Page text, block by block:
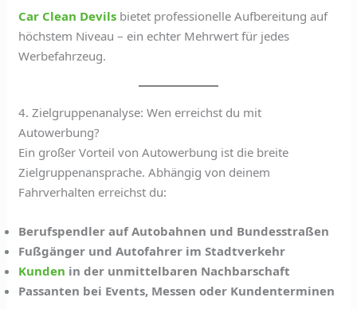
Car Clean Devils bietet professionelle Aufbereitung auf
höchstem Niveau – ein echter Mehrwert für jedes
Werbefahrzeug.
4. Zielgruppenanalyse: Wen erreichst du mit
Autowerbung?
Ein großer Vorteil von Autowerbung ist die breite
Zielgruppenansprache. Abhängig von deinem
Fahrverhalten erreichst du:
Berufspendler auf Autobahnen und Bundesstraßen
Fußgänger und Autofahrer im Stadtverkehr
Kunden in der unmittelbaren Nachbarschaft
Passanten bei Events, Messen oder Kundenterminen